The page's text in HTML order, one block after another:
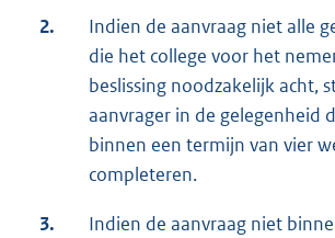
2.
Indien de aanvraag niet alle
die het college voor het
beslissing noodzakelijk acht,
aanvrager in de gelegenheid
binnen een termijn van vier
completeren.
3.
Indien de aanvraag niet